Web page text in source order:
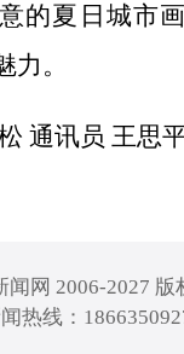
的夏日城市
。
通讯员 王思
闻网 2006-2027 版
热线：